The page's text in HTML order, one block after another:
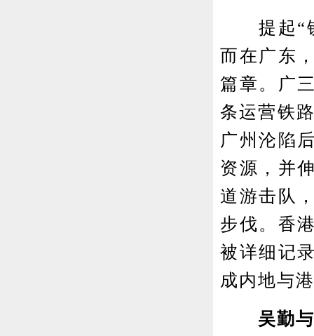
提起“铁
而在广东
篇章。广
条运营铁
广州沦陷
资源，并
道游击队
步伐。香
被详细记
成内地与
吴勤